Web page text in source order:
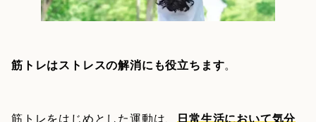
筋トレはストレスの解消にも役立ちます。
筋トレをはじめとした運動は、日常生活において気分